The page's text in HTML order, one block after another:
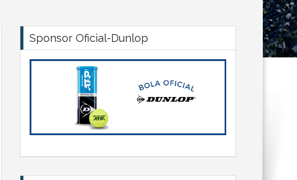
Sponsor Oficial-Dunlop